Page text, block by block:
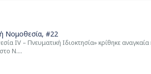
Νομοθεσία, #22
ΙV – Πνευματική Ιδιοκτησία» κρίθηκε
Ν....